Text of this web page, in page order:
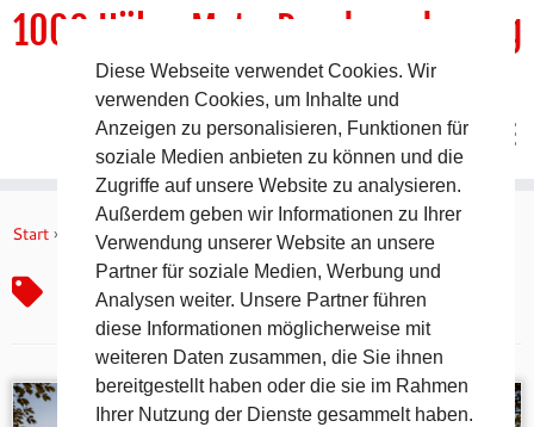
Inhalt
1000 HöhenMeterRundwanderweg
DER Rundwanderweg um Pommelsbrunn
Start » Trailrunning Pommelsbrunn
Trailrunning Pommelsbrunn
Diese Webseite verwendet Cookies. Wir
verwenden Cookies, um Inhalte und
Anzeigen zu personalisieren, Funktionen für
soziale Medien anbieten zu können und die
Zugriffe auf unsere Website zu analysieren.
Außerdem geben wir Informationen zu Ihrer
Verwendung unserer Website an unsere
Partner für soziale Medien, Werbung und
Analysen weiter. Unsere Partner führen
diese Informationen möglicherweise mit
weiteren Daten zusammen, die Sie ihnen
bereitgestellt haben oder die sie im Rahmen
Ihrer Nutzung der Dienste gesammelt haben.